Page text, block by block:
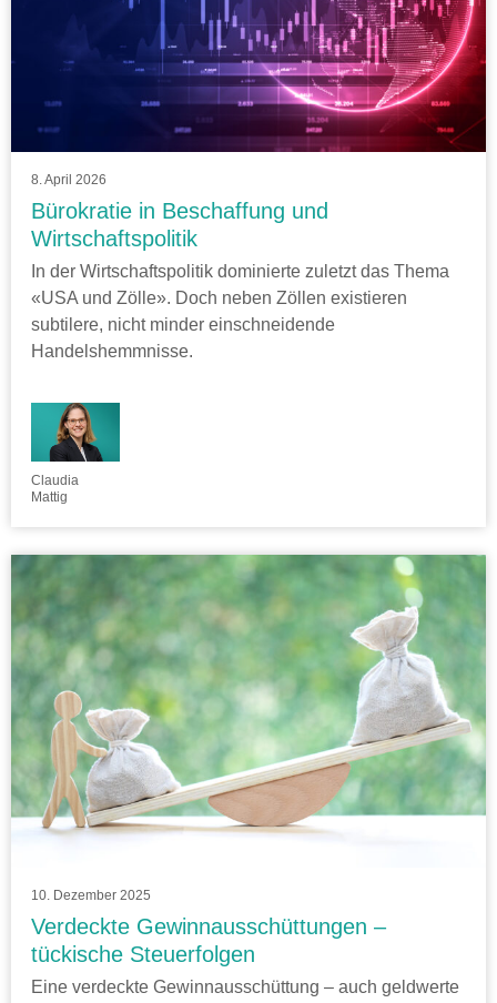
8. April 2026
Bürokratie in Beschaffung und
Wirtschaftspolitik
In der Wirtschaftspolitik dominierte zuletzt das Thema
«USA und Zölle». Doch neben Zöllen existieren
subtilere, nicht minder einschneidende
Handelshemmnisse.
Claudia
Mattig
10. Dezember 2025
Verdeckte Gewinnausschüttungen –
tückische Steuerfolgen
Eine verdeckte Gewinnausschüttung – auch geldwerte